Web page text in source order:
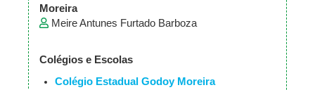
Moreira
Meire Antunes Furtado Barboza
Colégios e Escolas
Colégio Estadual Godoy Moreira